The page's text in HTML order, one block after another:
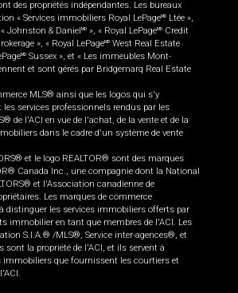
des propriétés indépendantes. Les bureaux
« Services immobiliers Royal LePageMD
Ltée »,
Johnston & Daniel MD », « Royal LePageMD
Credit
», « Royal LePageMD West Real Estate
MD Sussex », et « Les immeubles Mont-
et sont gérés par Bridgemarq Real Estate
MLS® ainsi que les logos qui s'y
les services professionnels rendus par les
de l'ACI en vue de l'achat, de la vente et de la
dans le cadre d'un système de vente
et le logo REALTOR® sont des marques
Canada Inc., une compagnie dont la National
et l'Association canadienne de
Les marques de commerce
distinguer les services immobiliers offerts par
immobilier en tant que membres de l'ACI. Les
S.I.A.® /MLS®, Service inter-agences®, et
sont la propriété de l'ACI, et ils servent à
immobiliers que fournissent les courtiers et